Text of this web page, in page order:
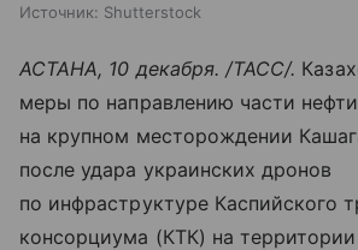
Источник: Shutterstock
АСТАНА, 10 декабря. /ТАСС/.
меры по направлению части
на крупном месторождении
после удара украинских дронов
по инфраструктуре Каспийского
консорциума (КТК) на